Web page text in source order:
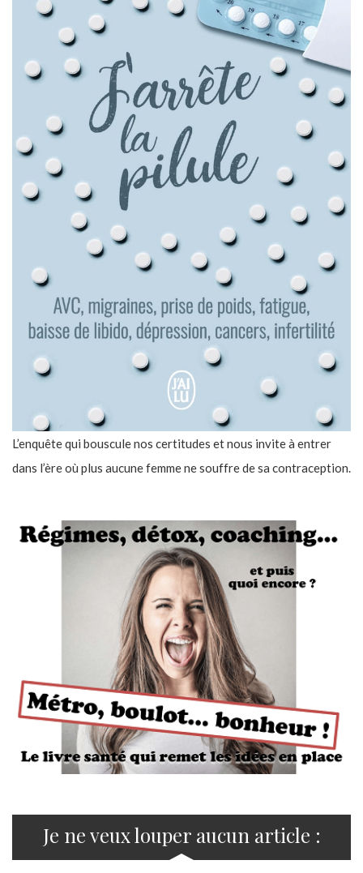
L’enquête qui bouscule nos certitudes et nous invite à entrer
dans l’ère où plus aucune femme ne souffre de sa contraception.
Je ne veux louper aucun article :